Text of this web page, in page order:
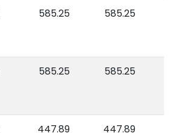
585.25 585.25
585.25 585.25
447.89 447.89